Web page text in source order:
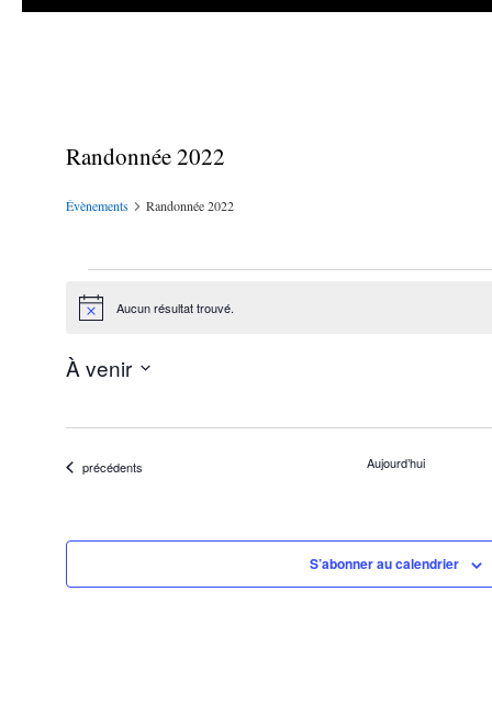
Randonnée 2022
Évènements Randonnée 2022
Évènements
Notice Aucun résultat trouvé.
À venir
Évènements
précédents Aujourd’hui
S’abonner au calendrier